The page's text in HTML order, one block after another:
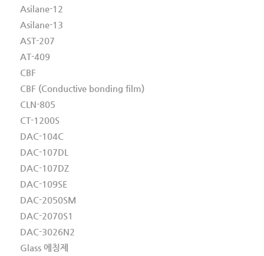
Asilane-12
Asilane-13
AST-207
AT-409
CBF
CBF (Conductive bonding film)
CLN-805
CT-1200S
DAC-104C
DAC-107DL
DAC-107DZ
DAC-109SE
DAC-2050SM
DAC-2070S1
DAC-3026N2
Glass 에칭제